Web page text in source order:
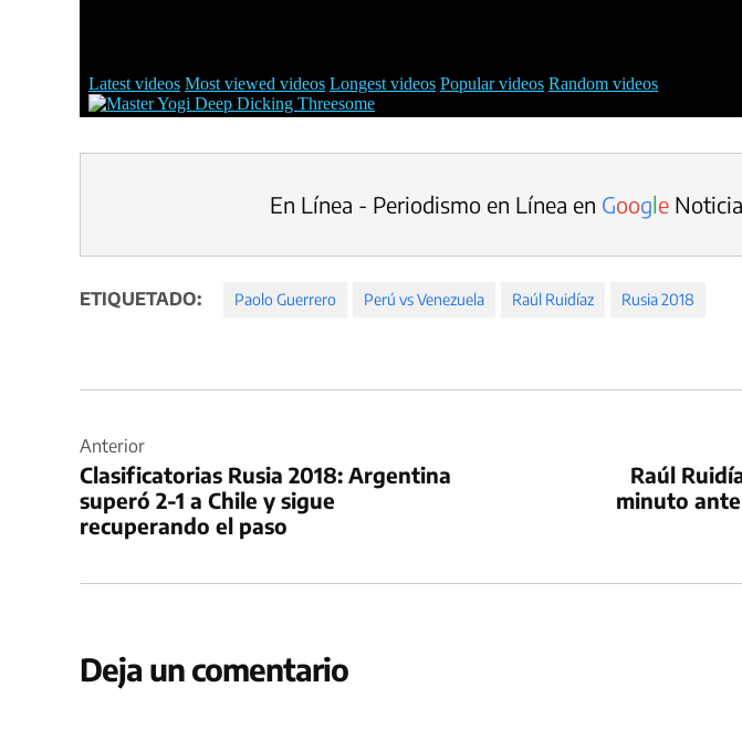
En Línea - Periodismo en Línea en Google
ETIQUETADO: Paolo Guerrero Perú vs Venezuela Raúl Ruidíaz Rusia 2018
de
entradas
Anterior
Clasificatorias Rusia 2018: Argentina
superó 2-1 a Chile y sigue
recuperando el paso
Raúl
minuto
Deja un comentario